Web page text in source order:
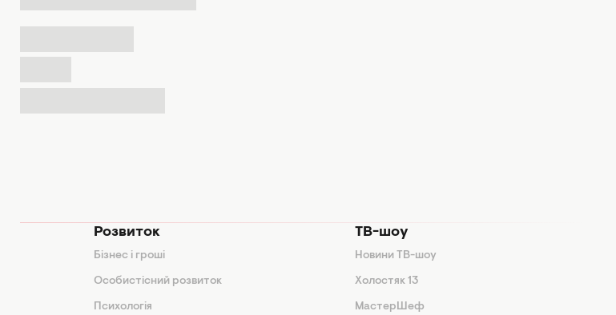
Розвиток
Бізнес і гроші
Особистісний розвиток
Психологія
ТВ-шоу
Новини ТВ-шоу
Холостяк 13
МастерШеф